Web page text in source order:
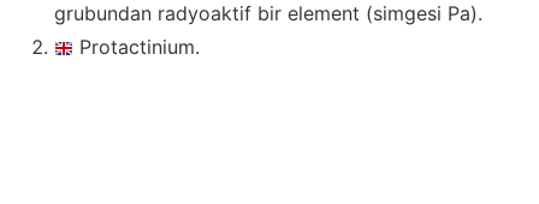
grubundan radyoaktif bir element (simgesi Pa).
Protactinium.